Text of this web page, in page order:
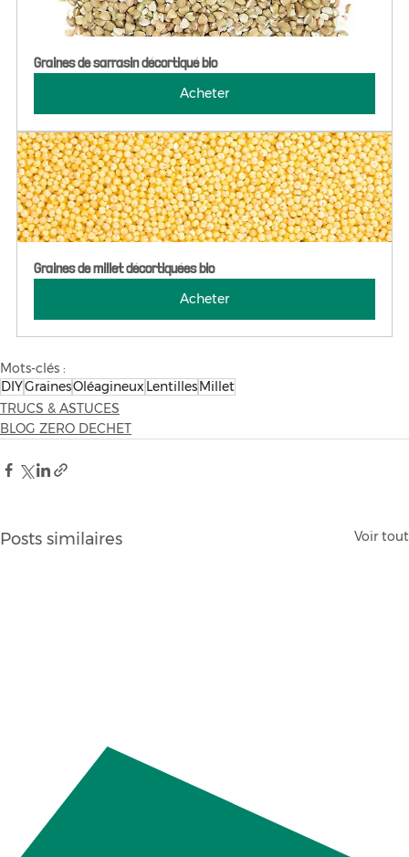
Graines de sarrasin décortiqué bio
Acheter
Graines de millet décortiquées bio
Acheter
Mots-clés :
DIYGrainesOléagineux LentillesMillet
TRUCS & ASTUCES
BLOG ZERO DECHET
Posts similaires Voir tout